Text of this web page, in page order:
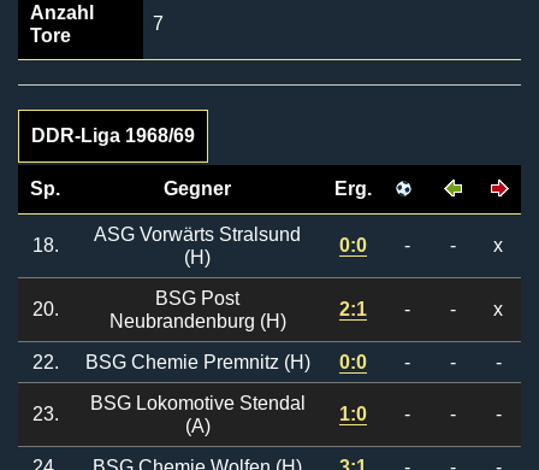
Anzahl
Tore
7
DDR-Liga 1968/69
Sp. Gegner Erg.
18.
ASG Vorwärts Stralsund
(H)
0:0 - - x
20.
BSG Post
Neubrandenburg (H)
2:1 - - x
22. BSG Chemie Premnitz (H) 0:0 - - -
23.
BSG Lokomotive Stendal
(A)
1:0 - - -